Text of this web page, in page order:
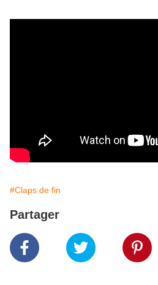
#Claps de fin
Partager